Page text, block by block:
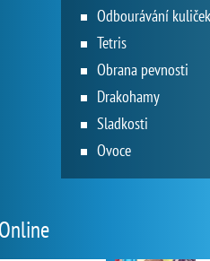
Odbourávání kuliček
Tetris
Obrana pevnosti
Drakohamy
Sladkosti
Ovoce